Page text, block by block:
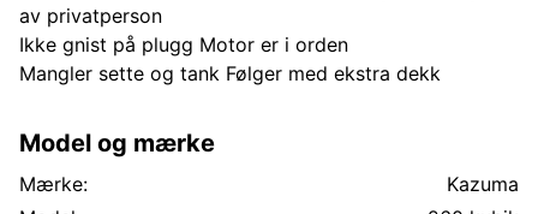
av privatperson
Ikke gnist på plugg Motor er i orden
Mangler sette og tank Følger med ekstra dekk
Model og mærke
Mærke:
Kazuma